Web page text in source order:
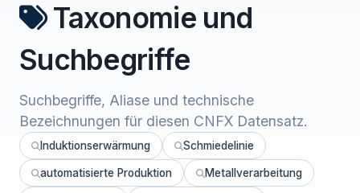
Taxonomie und
Suchbegriffe
Suchbegriffe, Aliase und technische
Bezeichnungen für diesen CNFX Datensatz.
Induktionserwärmung Schmiedelinie
automatisierte Produktion Metallverarbeitung